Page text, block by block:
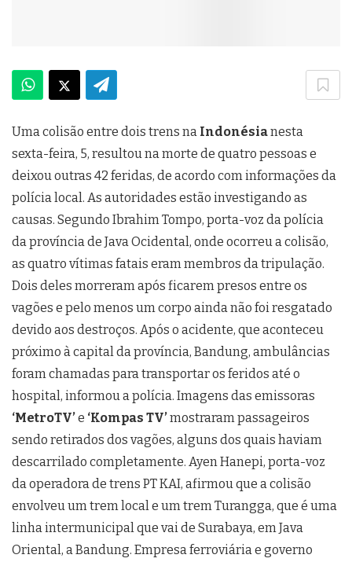
Uma colisão entre dois trens na Indonésianesta
sexta-feira, 5, resultou na morte de quatro pessoas e
deixou outras 42 feridas, de acordo com informações da
polícia local. As autoridades estão investigando as
causas. Segundo Ibrahim Tompo, porta-voz da polícia
da província de Java Ocidental, onde ocorreu a colisão,
as quatro vítimas fatais eram membros da tripulação.
Dois deles morreram após ficarem presos entre os
vagões e pelo menos um corpo ainda não foi resgatado
devido aos destroços. Após o acidente, que aconteceu
próximo à capital da província, Bandung, ambulâncias
foram chamadas para transportar os feridos até o
hospital, informou a polícia. Imagens das emissoras
‘MetroTV’e ‘Kompas TV’mostraram passageiros
sendo retirados dos vagões, alguns dos quais haviam
descarrilado completamente. Ayen Hanepi, porta-voz
da operadora de trens PT KAI, afirmou que a colisão
envolveu um trem local e um trem Turangga, que é uma
linha intermunicipal que vai de Surabaya, em Java
Oriental, a Bandung. Empresa ferroviária e governo